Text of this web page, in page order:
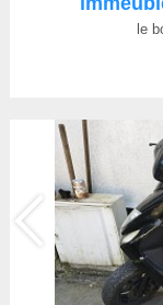
le